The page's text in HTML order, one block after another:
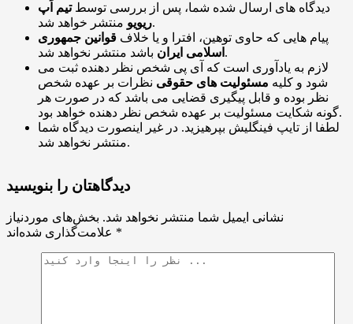
دیدگاه های ارسال شده شما، پس از بررسی توسطتیم اَپ
ریویومنتشر خواهد شد.
پیام هایی که حاوی توهین، افترا و یا خلاف قوانین جمهوری
اسلامی ایران باشد منتشر نخواهد شد.
لازم به یادآوری است که آی پی شخص نظر دهنده ثبت می
شود و کلیه مسئولیت های حقوقی نظرات بر عهده شخص
نظر بوده و قابل پیگیری قضایی می باشد که در صورت هر
گونه شکایت مسئولیت بر عهده شخص نظر دهنده خواهد بود.
لطفا از تایپ فینگلیش بپرهیزید. در غیر اینصورت دیدگاه شما
منتشر نخواهد شد.
دیدگاهتان را بنویسید
نشانی ایمیل شما منتشر نخواهد شد. بخش‌های موردنیاز
*